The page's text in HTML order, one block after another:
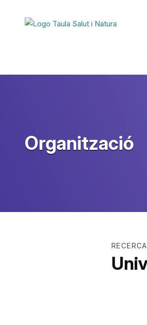
Taula Salut I Natura
Organització
RECERCA